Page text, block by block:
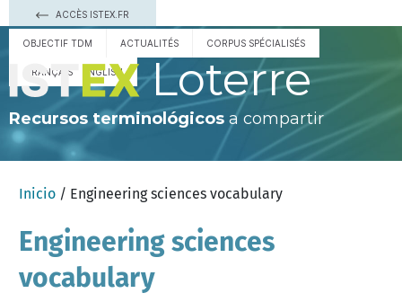
ACCÈS ISTEX.FR
OBJECTIF TDM ACTUALITÉS CORPUS SPÉCIALISÉS
FRANÇAIS ENGLISH Loterre
Recursos terminológicos a compartir
Inicio / Engineering sciences vocabulary
Engineering sciences
vocabulary